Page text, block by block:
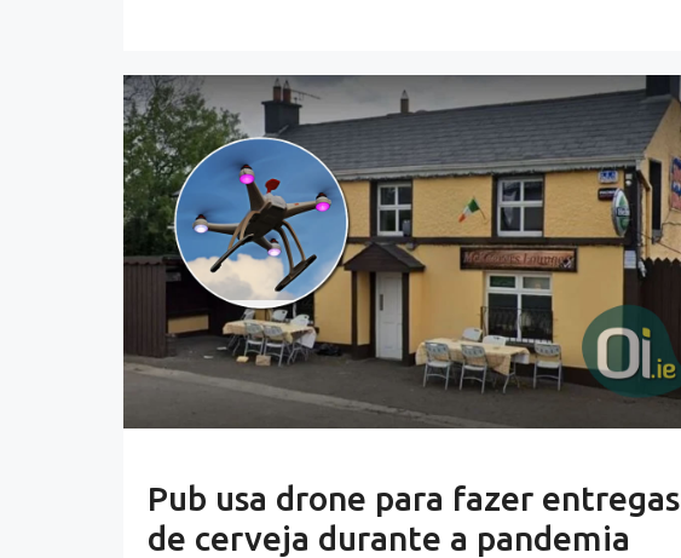
Pub usa drone para fazer entregas
de cerveja durante a pandemia